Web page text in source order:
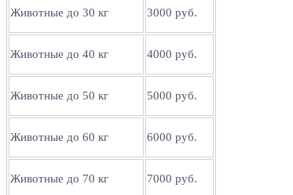
Животные до 30 кг 3000 руб.
Животные до 40 кг 4000 руб.
Животные до 50 кг 5000 руб.
Животные до 60 кг 6000 руб.
Животные до 70 кг 7000 руб.